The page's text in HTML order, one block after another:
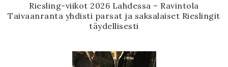
Riesling-viikot 2026 Lahdessa – Ravintola
Taivaanranta yhdisti parsat ja saksalaiset Rieslingit
täydellisesti